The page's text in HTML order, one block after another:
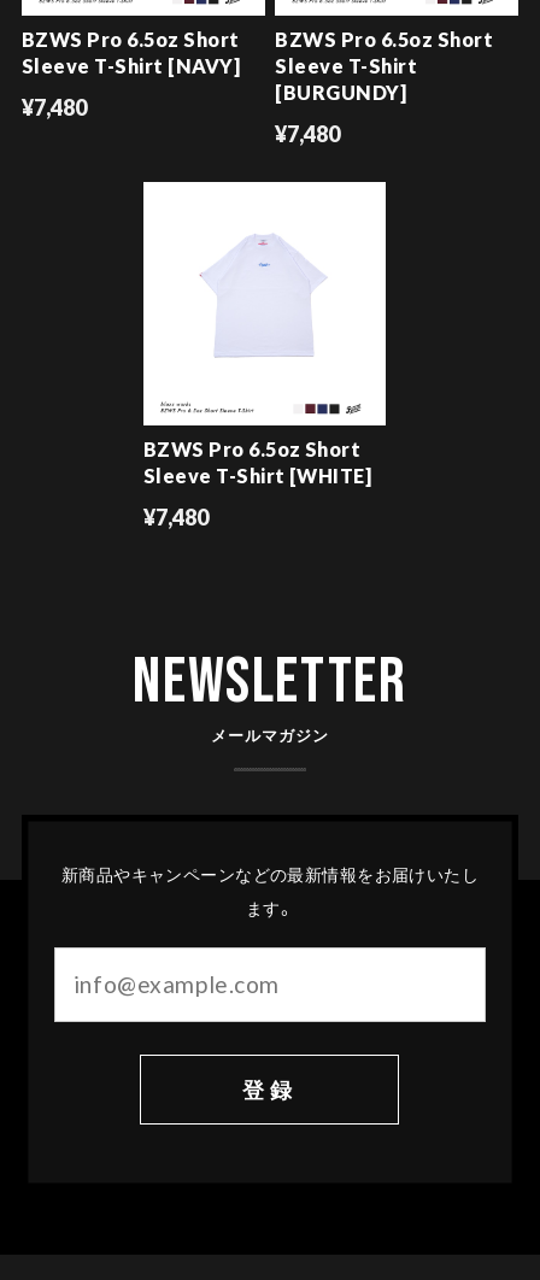
BZWS Pro 6.5oz Short
Sleeve T-Shirt [NAVY]
¥7,480
BZWS Pro 6.5oz Short
Sleeve T-Shirt
[BURGUNDY]
¥7,480
BZWS Pro 6.5oz Short
Sleeve T-Shirt [WHITE]
¥7,480
Newsletter
メールマガジン
新商品やキャンペーンなどの最新情報をお届けいたし
ます。
登録